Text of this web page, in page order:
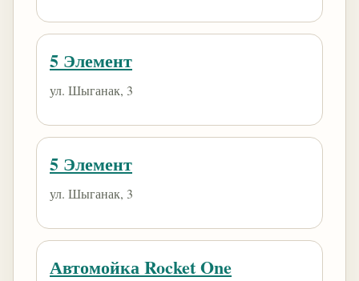
5 Элемент
ул. Шыганак, 3
5 Элемент
ул. Шыганак, 3
Автомойка Rocket One